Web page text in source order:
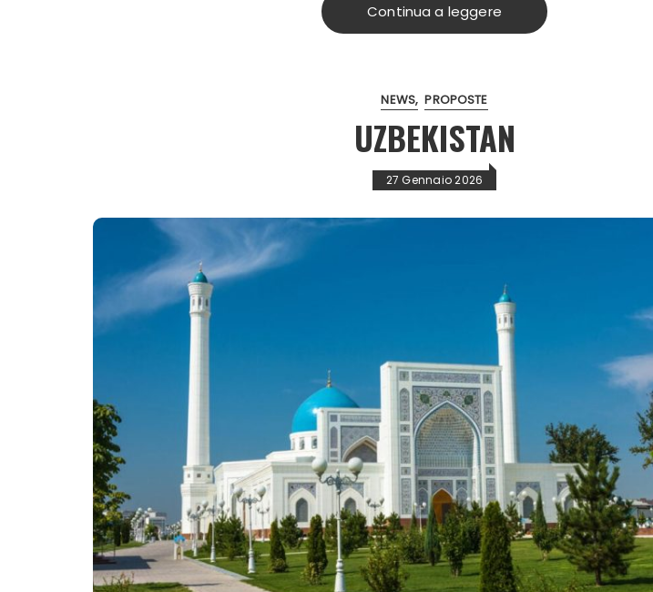
Continua a leggere
NEWS PROPOSTE
UZBEKISTAN
27 Gennaio 2026